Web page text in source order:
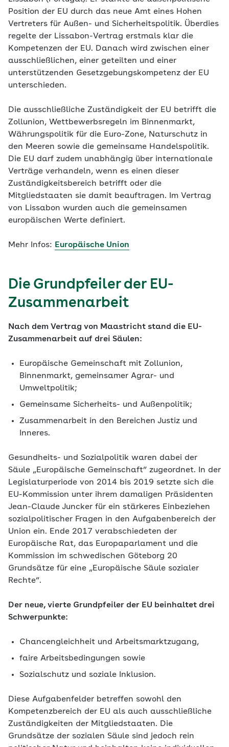
Position der EU durch das neue Amt eines Hohen
Vertreters für Außen- und Sicherheitspolitik. Überdies
regelte der Lissabon-Vertrag erstmals klar die
Kompetenzen der EU. Danach wird zwischen einer
ausschließlichen, einer geteilten und einer
unterstützenden Gesetzgebungskompetenz der EU
unterschieden.
Die ausschließliche Zuständigkeit der EU betrifft die
Zollunion, Wettbewerbsregeln im Binnenmarkt,
Währungspolitik für die Euro-Zone, Naturschutz in
den Meeren sowie die gemeinsame Handelspolitik.
Die EU darf zudem unabhängig über internationale
Verträge verhandeln, wenn es einen dieser
Zuständigkeitsbereich betrifft oder die
Mitgliedstaaten sie damit beauftragen. Im Vertrag
von Lissabon wurden auch die gemeinsamen
europäischen Werte definiert.
Mehr Infos: Europäische Union
Die Grundpfeiler der EU-
Zusammenarbeit
Nach dem Vertrag von Maastricht stand die EU-
Zusammenarbeit auf drei Säulen:
Europäische Gemeinschaft mit Zollunion,
Binnenmarkt, gemeinsamer Agrar- und
Umweltpolitik;
Gemeinsame Sicherheits- und Außenpolitik;
Zusammenarbeit in den Bereichen Justiz und
Inneres.
Gesundheits- und Sozialpolitik waren dabei der
Säule „Europäische Gemeinschaft“ zugeordnet. In der
Legislaturperiode von 2014 bis 2019 setzte sich die
EU-Kommission unter ihrem damaligen Präsidenten
Jean-Claude Juncker für ein stärkeres Einbeziehen
sozialpolitischer Fragen in den Aufgabenbereich der
Union ein. Ende 2017 verabschiedeten der
Europäische Rat, das Europaparlament und die
Kommission im schwedischen Göteborg 20
Grundsätze für eine „Europäische Säule sozialer
Rechte“.
Der neue, vierte Grundpfeiler der EU beinhaltet drei
Schwerpunkte:
Chancengleichheit und Arbeitsmarktzugang,
faire Arbeitsbedingungen sowie
Sozialschutz und soziale Inklusion.
Diese Aufgabenfelder betreffen sowohl den
Kompetenzbereich der EU als auch ausschließliche
Zuständigkeiten der Mitgliedstaaten. Die
Grundsätze der sozialen Säule sind jedoch rein